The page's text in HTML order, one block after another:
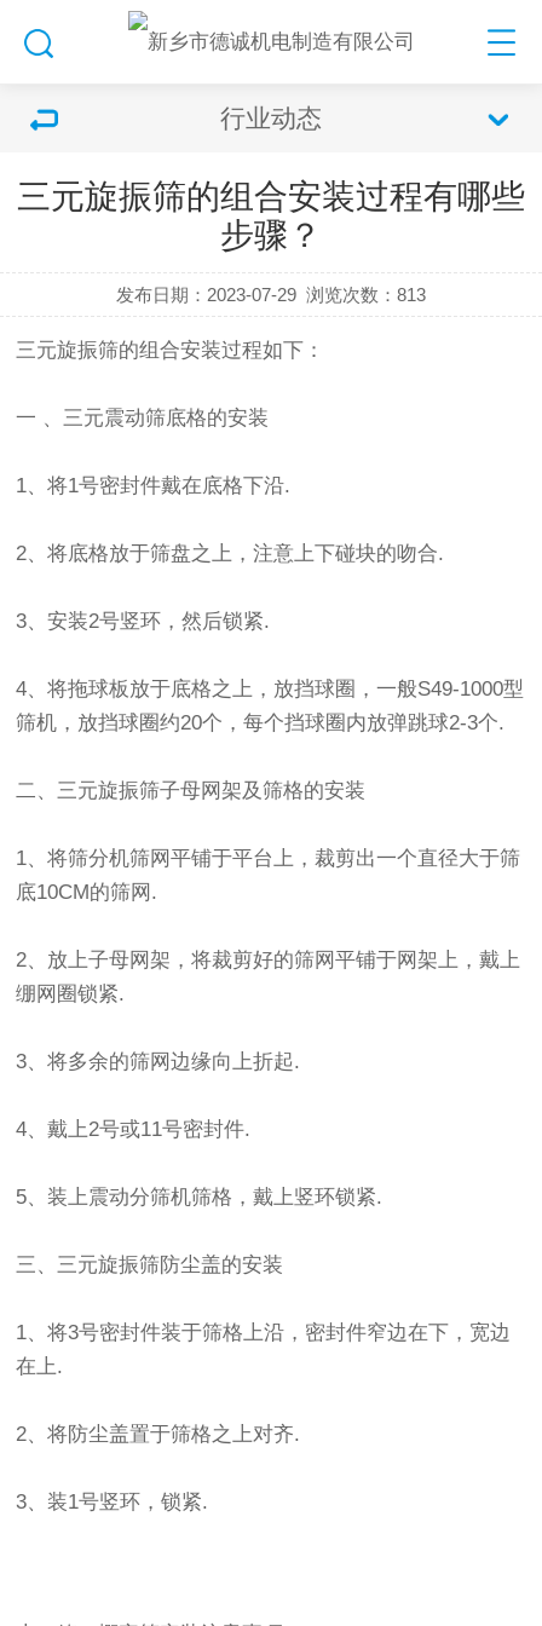
行业动态
三元旋振筛的组合安装过程有哪些
步骤？
发布日期：2023-07-29 浏览次数：813
三元旋振筛的组合安装过程如下：
一 、三元震动筛底格的安装
1、将1号密封件戴在底格下沿.
2、将底格放于筛盘之上，注意上下碰块的吻合.
3、安装2号竖环，然后锁紧.
4、将拖球板放于底格之上，放挡球圈，一般S49-1000型
筛机，放挡球圈约20个，每个挡球圈内放弹跳球2-3个.
二、三元旋振筛子母网架及筛格的安装
1、将筛分机筛网平铺于平台上，裁剪出一个直径大于筛
底10CM的筛网.
2、放上子母网架，将裁剪好的筛网平铺于网架上，戴上
绷网圈锁紧.
3、将多余的筛网边缘向上折起.
4、戴上2号或11号密封件.
5、装上震动分筛机筛格，戴上竖环锁紧.
三、三元旋振筛防尘盖的安装
1、将3号密封件装于筛格上沿，密封件窄边在下，宽边
在上.
2、将防尘盖置于筛格之上对齐.
3、装1号竖环，锁紧.